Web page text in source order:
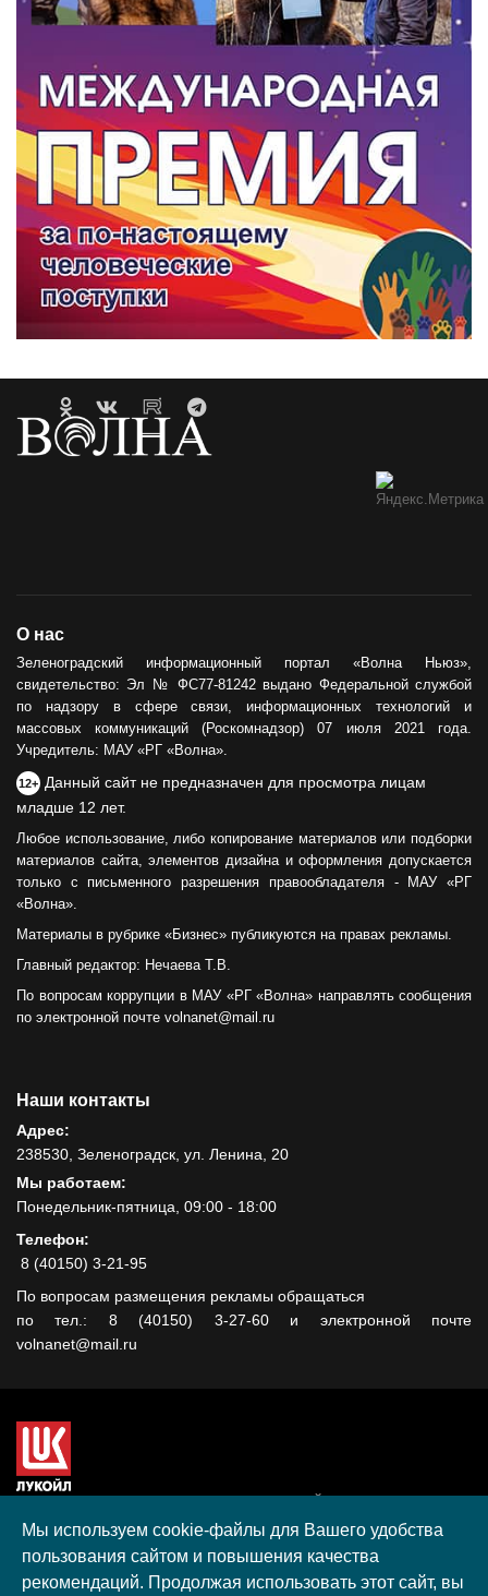
О нас
Зеленоградский информационный портал «Волна Ньюз»,
свидетельство: Эл № ФС77-81242 выдано Федеральной службой
по надзору в сфере связи, информационных технологий и
массовых коммуникаций (Роскомнадзор) 07 июля 2021 года.
Учредитель: МАУ «РГ «Волна».
12+ Данный сайт не предназначен для просмотра лицам
младше 12 лет.
Любое использование, либо копирование материалов или подборки
материалов сайта, элементов дизайна и оформления допускается
только с письменного разрешения правообладателя - МАУ «РГ
«Волна».
Материалы в рубрике «Бизнес» публикуются на правах рекламы.
Главный редактор: Нечаева Т.В.
По вопросам коррупции в МАУ «РГ «Волна» направлять сообщения
по электронной почте volnanet@mail.ru
Наши контакты
Адрес:
238530, Зеленоградск, ул. Ленина, 20
Мы работаем:
Понедельник-пятница, 09:00 - 18:00
Телефон:
8 (40150) 3-21-95
По вопросам размещения рекламы обращаться
по тел.: 8 (40150) 3-27-60 и электронной почте
volnanet@mail.ru
гранта, полученного в рамках XIII Конкурса социальных и
культурных проектов ПАО "ЛУКОЙЛ" на территории
Калининградской области в 2020 году
Мы используем cookie-файлы для Вашего удобства
пользования сайтом и повышения качества
рекомендаций. Продолжая использовать этот сайт, вы